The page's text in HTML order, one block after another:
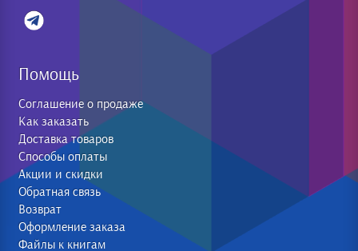
Помощь
Соглашение о продаже
Как заказать
Доставка товаров
Способы оплаты
Акции и скидки
Обратная связь
Возврат
Оформление заказа
Файлы к книгам